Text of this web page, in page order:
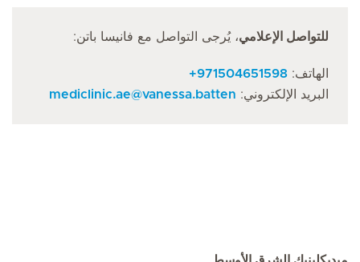
للتواصل الإعلامي، يُرجى التواصل مع فانيسا باتن:
الهاتف: 971504651598+
البريد الإلكتروني: vanessa.batten
@
mediclinic.ae